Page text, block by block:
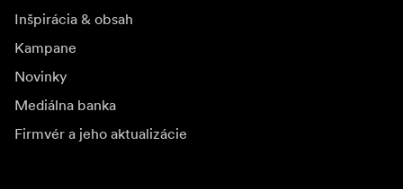
Inšpirácia & obsah
Kampane
Novinky
Mediálna banka
Firmvér a jeho aktualizácie